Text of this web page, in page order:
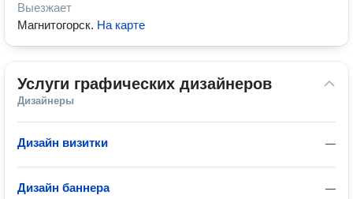
Выезжает
Магнитогорск. На карте
Услуги графических дизайнеров
Дизайнеры
—
Дизайн визитки
—
Дизайн баннера